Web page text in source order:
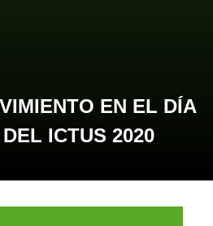
EN EL DÍA
ICTUS 2020